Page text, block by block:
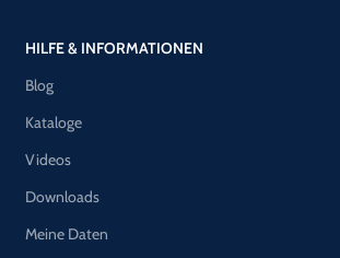
HILFE & INFORMATIONEN
Blog
Kataloge
Videos
Downloads
Meine Daten